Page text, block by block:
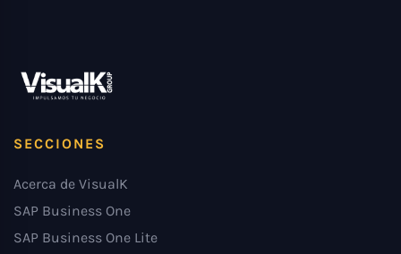
SECCIONES
Acerca de VisualK
SAP Business One
SAP Business One Lite